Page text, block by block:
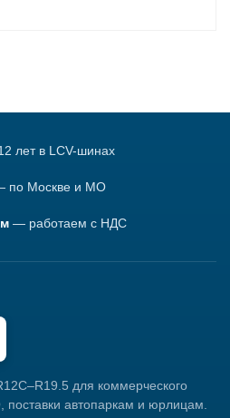
лет в LCV-шинах
по Москве и МО
— работаем с НДС
для коммерческого
автопаркам и юрлицам.